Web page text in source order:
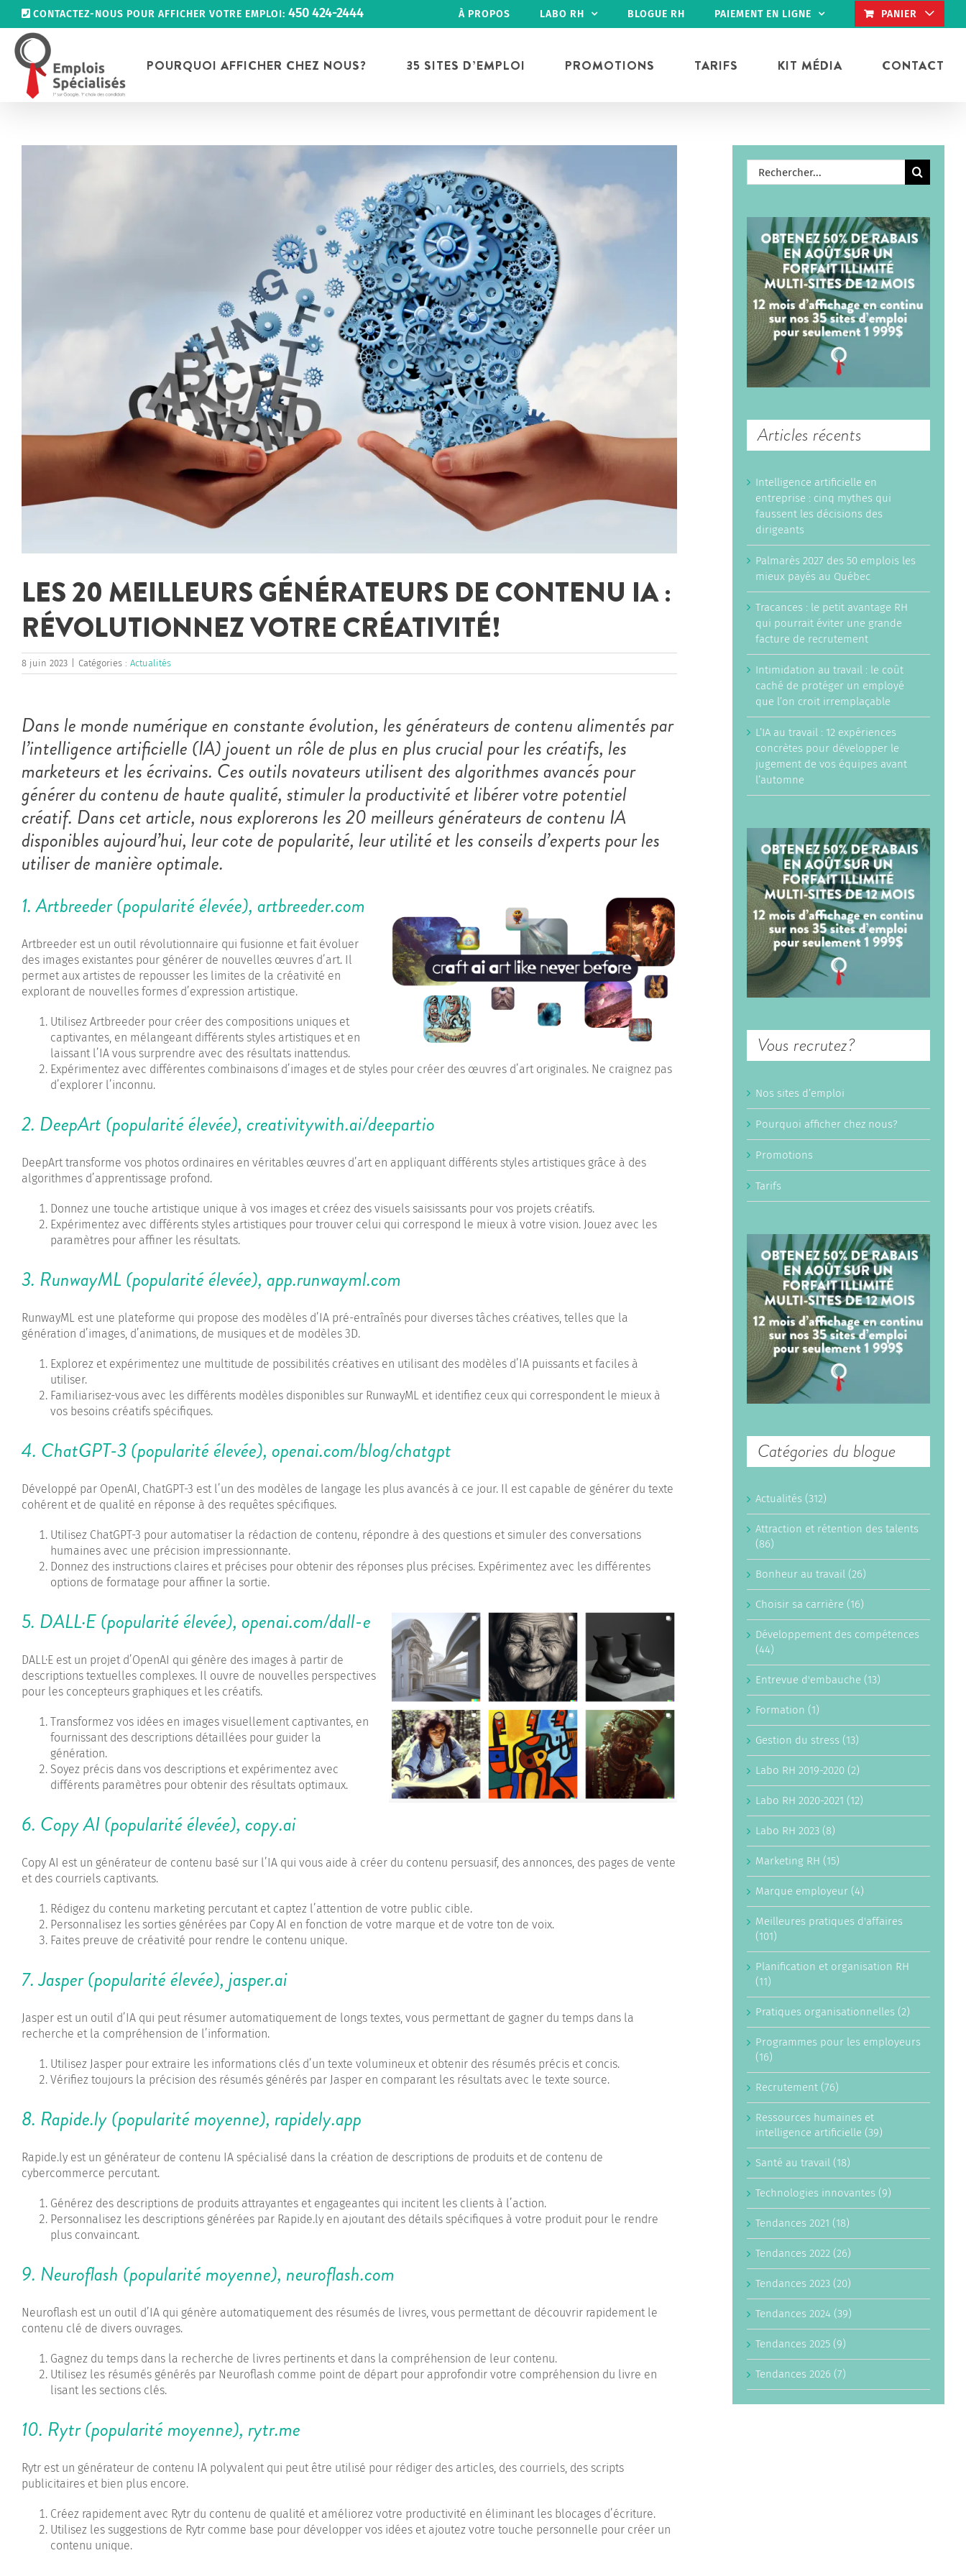
Passer
contenu
CONTACTEZ-NOUS POUR AFFICHER VOTRE EMPLOI: 450 424-2444 À PROPOS LABO RH BLOGUE RH PAIEMENT EN LIGNE PANIER
POURQUOI AFFICHER CHEZ NOUS? 35 SITES D’EMPLOI PROMOTIONS TARIFS KIT MÉDIA CONTACT
LES 20 MEILLEURS GÉNÉRATEURS DE CONTENU IA :
RÉVOLUTIONNEZ VOTRE CRÉATIVITÉ!
8 juin 2023 Catégories : Actualités
Dans le monde numérique en constante évolution, les générateurs de contenu alimentés par
l’intelligence artificielle (IA) jouent un rôle de plus en plus crucial pour les créatifs, les
marketeurs et les écrivains. Ces outils novateurs utilisent des algorithmes avancés pour
générer du contenu de haute qualité, stimuler la productivité et libérer votre potentiel
créatif. Dans cet article, nous explorerons les 20 meilleurs générateurs de contenu IA
disponibles aujourd’hui, leur cote de popularité, leur utilité et les conseils d’experts pour les
utiliser de manière optimale.
1. Artbreeder (popularité élevée), artbreeder.com
Artbreeder est un outil révolutionnaire qui fusionne et fait évoluer
des images existantes pour générer de nouvelles œuvres d’art. Il
permet aux artistes de repousser les limites de la créativité en
explorant de nouvelles formes d’expression artistique.
Utilisez Artbreeder pour créer des compositions uniques et
captivantes, en mélangeant différents styles artistiques et en
laissant l’IA vous surprendre avec des résultats inattendus.
Expérimentez avec différentes combinaisons d’images et de styles pour créer des œuvres d’art originales. Ne craignez pas
d’explorer l’inconnu.
2. DeepArt (popularité élevée), creativitywith.ai/deepartio
DeepArt transforme vos photos ordinaires en véritables œuvres d’art en appliquant différents styles artistiques grâce à des
algorithmes d’apprentissage profond.
Donnez une touche artistique unique à vos images et créez des visuels saisissants pour vos projets créatifs.
Expérimentez avec différents styles artistiques pour trouver celui qui correspond le mieux à votre vision. Jouez avec les
paramètres pour affiner les résultats.
3. RunwayML (popularité élevée), app.runwayml.com
RunwayML est une plateforme qui propose des modèles d’IA pré-entraînés pour diverses tâches créatives, telles que la
génération d’images, d’animations, de musiques et de modèles 3D.
Explorez et expérimentez une multitude de possibilités créatives en utilisant des modèles d’IA puissants et faciles à
utiliser.
Familiarisez-vous avec les différents modèles disponibles sur RunwayML et identifiez ceux qui correspondent le mieux à
vos besoins créatifs spécifiques.
4. ChatGPT-3 (popularité élevée), openai.com/blog/chatgpt
Développé par OpenAI, ChatGPT-3 est l’un des modèles de langage les plus avancés à ce jour. Il est capable de générer du texte
cohérent et de qualité en réponse à des requêtes spécifiques.
Utilisez ChatGPT-3 pour automatiser la rédaction de contenu, répondre à des questions et simuler des conversations
humaines avec une précision impressionnante.
Donnez des instructions claires et précises pour obtenir des réponses plus précises. Expérimentez avec les différentes
options de formatage pour affiner la sortie.
5. DALL·E (popularité élevée), openai.com/dall-e
DALL·E est un projet d’OpenAI qui génère des images à partir de
descriptions textuelles complexes. Il ouvre de nouvelles perspectives
pour les concepteurs graphiques et les créatifs.
Transformez vos idées en images visuellement captivantes, en
fournissant des descriptions détaillées pour guider la
génération.
Soyez précis dans vos descriptions et expérimentez avec
différents paramètres pour obtenir des résultats optimaux.
6. Copy AI (popularité élevée), copy.ai
Copy AI est un générateur de contenu basé sur l’IA qui vous aide à créer du contenu persuasif, des annonces, des pages de vente
et des courriels captivants.
Rédigez du contenu marketing percutant et captez l’attention de votre public cible.
Personnalisez les sorties générées par Copy AI en fonction de votre marque et de votre ton de voix.
Faites preuve de créativité pour rendre le contenu unique.
7. Jasper (popularité élevée), jasper.ai
Jasper est un outil d’IA qui peut résumer automatiquement de longs textes, vous permettant de gagner du temps dans la
recherche et la compréhension de l’information.
Utilisez Jasper pour extraire les informations clés d’un texte volumineux et obtenir des résumés précis et concis.
Vérifiez toujours la précision des résumés générés par Jasper en comparant les résultats avec le texte source.
8. Rapide.ly (popularité moyenne), rapidely.app
Rapide.ly est un générateur de contenu IA spécialisé dans la création de descriptions de produits et de contenu de
cybercommerce percutant.
Générez des descriptions de produits attrayantes et engageantes qui incitent les clients à l’action.
Personnalisez les descriptions générées par Rapide.ly en ajoutant des détails spécifiques à votre produit pour le rendre
plus convaincant.
9. Neuroflash (popularité moyenne), neuroflash.com
Neuroflash est un outil d’IA qui génère automatiquement des résumés de livres, vous permettant de découvrir rapidement le
contenu clé de divers ouvrages.
Gagnez du temps dans la recherche de livres pertinents et dans la compréhension de leur contenu.
Utilisez les résumés générés par Neuroflash comme point de départ pour approfondir votre compréhension du livre en
lisant les sections clés.
10. Rytr (popularité moyenne), rytr.me
Rytr est un générateur de contenu IA polyvalent qui peut être utilisé pour rédiger des articles, des courriels, des scripts
publicitaires et bien plus encore.
Créez rapidement avec Rytr du contenu de qualité et améliorez votre productivité en éliminant les blocages d’écriture.
Utilisez les suggestions de Rytr comme base pour développer vos idées et ajoutez votre touche personnelle pour créer un
contenu unique.
Rechercher:
Articles récents
Intelligence artificielle en
entreprise : cinq mythes qui
faussent les décisions des
dirigeants
Palmarès 2027 des 50 emplois les
mieux payés au Québec
Tracances : le petit avantage RH
qui pourrait éviter une grande
facture de recrutement
Intimidation au travail : le coût
caché de protéger un employé
que l’on croit irremplaçable
L’IA au travail : 12 expériences
concrètes pour développer le
jugement de vos équipes avant
l’automne
Vous recrutez?
Nos sites d’emploi
Pourquoi afficher chez nous?
Promotions
Tarifs
Catégories du blogue
Actualités (312)
Attraction et rétention des talents
(86)
Bonheur au travail (26)
Choisir sa carrière (16)
Développement des compétences
(44)
Entrevue d'embauche (13)
Formation (1)
Gestion du stress (13)
Labo RH 2019-2020 (2)
Labo RH 2020-2021 (12)
Labo RH 2023 (8)
Marketing RH (15)
Marque employeur (4)
Meilleures pratiques d'affaires
(101)
Planification et organisation RH
(11)
Pratiques organisationnelles (2)
Programmes pour les employeurs
(16)
Recrutement (76)
Ressources humaines et
intelligence artificielle (39)
Santé au travail (18)
Technologies innovantes (9)
Tendances 2021 (18)
Tendances 2022 (26)
Tendances 2023 (20)
Tendances 2024 (39)
Tendances 2025 (9)
Tendances 2026 (7)